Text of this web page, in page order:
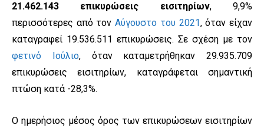
21.462.143 επικυρώσεις εισιτηρίων, 9,9%
περισσότερες από τονΑύγουστο του 2021, όταν είχαν
καταγραφεί 19.536.511 επικυρώσεις. Σε σχέση με τον
φετινό Ιούλιο, όταν καταμετρήθηκαν 29.935.709
επικυρώσεις εισιτηρίων, καταγράφεται σημαντική
πτώση κατά -28,3%.
Ο ημερήσιος μέσος όρος των επικυρώσεων εισιτηρίων